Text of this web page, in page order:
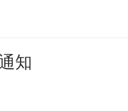
知